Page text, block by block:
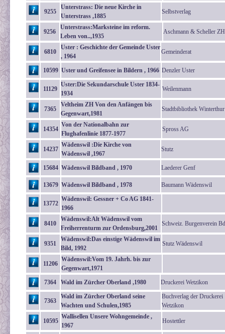
9255
Unterstrass: Die neue Kirche in
Unterstrass ,1885
Selbstverlag
9256
Unterstrass:Marksteine im reform.
Leben von..,1935
Aschmann & Scheller ZH
6810
Uster : Geschichte der Gemeinde Uster
, 1964
Gemeinderat
10599 Uster und Greifensee in Bildern , 1966 Denzler Uster
11129
Uster:Die Sekundarschule Uster 1834-
1934
Weilenmann
7365
Veltheim ZH Von den Anfängen bis
Gegenwart,1981
Stadtbibliothek Winterthur
14354
Von der Nationalbahn zur
Flughafenlinie 1877-1977
Spross AG
14237
Wädenswil :Die Kirche von
Wädenswil ,1967
Stutz
15684 Wädenswil Bildband , 1970 Laederer Genf
13679 Wädenswil Bildband , 1978 Baumann Wädenswil
13772
Wädenswil: Gessner + Co AG 1841-
1966
8410
Wädenswil:Alt Wädenswil vom
Freiherrenturm zur Ordensburg,2001
Schweiz. Burgenverein
9351
Wädenswil:Das einstige Wädenswil im
Bild, 1992
Stutz Wädenswil
11206
Wädenswil:Vom 19. Jahrh. bis zur
Gegenwart,1971
7364
Wald im Zürcher Oberland ,1980 Druckerei Wetzikon
7363
Wald im Zürcher Oberland seine
Wachten und Schulen,1985
Buchverlag der Druckerei
Wetzikon
10595
Wallisellen Unsere Wohngemeinde ,
1967
Hostettler